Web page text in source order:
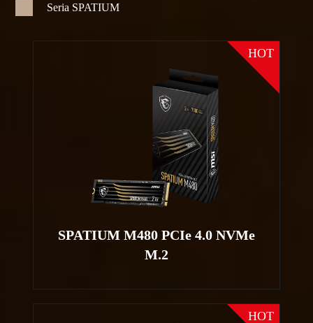
Seria SPATIUM
HOT
SPATIUM M480 PCIe 4.0 NVMe
M.2
HOT